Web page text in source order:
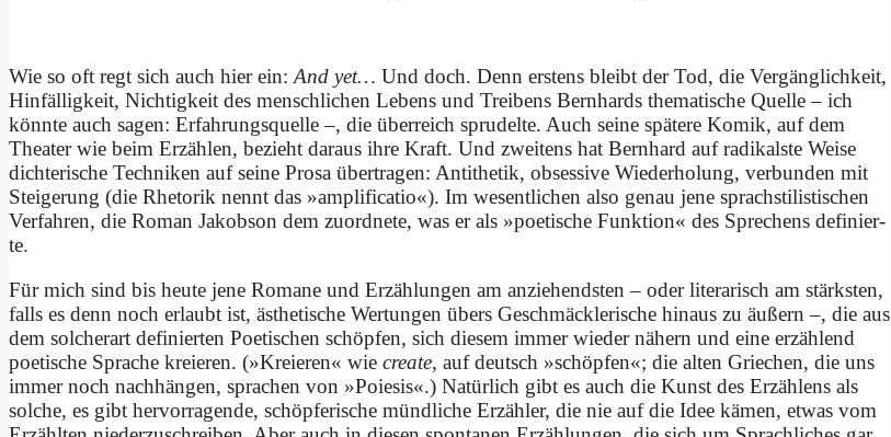
Wie so oft regt sich auch hier ein:And yet… Und doch. Denn er­stens bleibt der Tod, die Ver­gäng­lich­keit,
Hin­fäl­lig­keit, Nich­tig­keit des mensch­li­chen Le­bens und Trei­bens Bern­hards the­ma­ti­sche Quel­le – ich
könn­te auch sa­gen: Er­fah­rungs­quel­le –, die über­reich spru­del­te. Auch sei­ne spä­te­re Ko­mik, auf dem
Thea­ter wie beim Er­zäh­len, be­zieht dar­aus ih­re Kraft. Und zwei­tens hat Bern­hard auf ra­di­kal­ste Wei­se
dich­te­ri­sche Tech­ni­ken auf sei­ne Pro­sa über­tra­gen: An­ti­the­tik, ob­ses­si­ve Wie­der­ho­lung, ver­bun­den mit
Stei­ge­rung (die Rhe­to­rik nennt das »am­pli­fi­ca­tio«). Im we­sent­li­chen al­so ge­nau je­ne sprach­sti­li­sti­schen
Ver­fah­ren, die Ro­man Ja­kobson dem zu­ord­ne­te, was er als »poe­ti­sche Funk­ti­on« des Spre­chens de­fi­nier­
te.
Für mich sind bis heu­te je­ne Ro­ma­ne und Er­zäh­lun­gen am an­zie­hend­sten – oder li­te­ra­risch am stärk­sten,
falls es denn noch er­laubt ist, äs­the­ti­sche Wer­tun­gen übers Ge­schmäck­le­ri­sche hin­aus zu äu­ßern –, die aus
dem sol­cher­art de­fi­nier­ten Poe­ti­schen schöp­fen, sich die­sem im­mer wie­der nä­hern und ei­ne er­zäh­lend
poe­ti­sche Spra­che kre­ieren. (»Kre­ieren« wie crea­te, auf deutsch »schöp­fen«; die al­ten Grie­chen, die uns
im­mer noch nach­hän­gen, spra­chen von »Poie­sis«.) Na­tür­lich gibt es auch die Kunst des Er­zäh­lens als
sol­che, es gibt her­vor­ra­gen­de, schöp­fe­ri­sche münd­li­che Er­zäh­ler, die nie auf die Idee kä­men, et­was vom